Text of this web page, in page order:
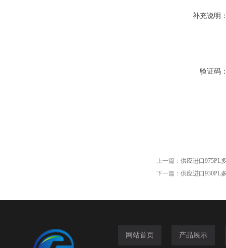
补充说明
验证码
上一篇： 供应进口975PL
下一篇： 供应进口930PL
网站首页 产品展示